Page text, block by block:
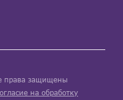
права защищены
на обработку